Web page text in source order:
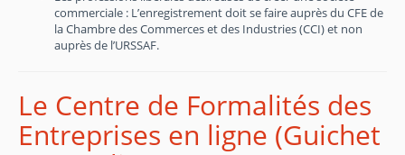
commerciale : L’enregistrement doit se faire auprès du CFE de
la Chambre des Commerces et des Industries (CCI) et non
auprès de l’URSSAF.
Le Centre de Formalités des
Entreprises en ligne (Guichet